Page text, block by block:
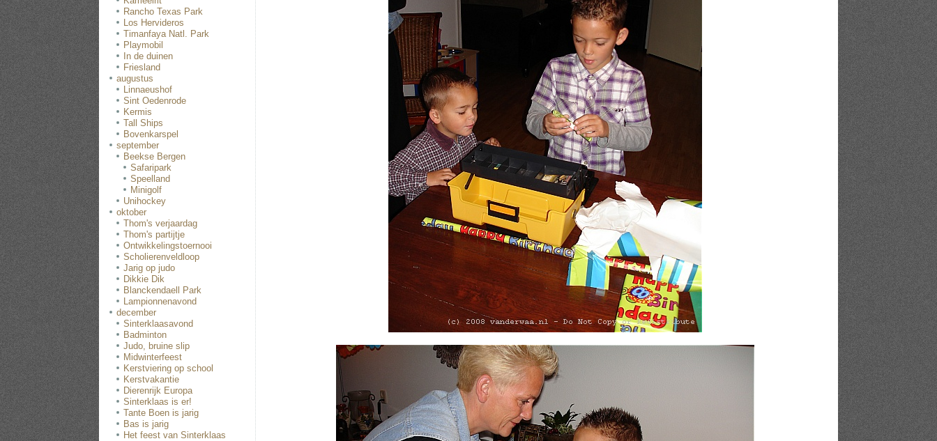
Rancho Texas Park
Los Hervideros
Timanfaya Natl. Park
Playmobil
In de duinen
Friesland
augustus
Linnaeushof
Sint Oedenrode
Kermis
Tall Ships
Bovenkarspel
september
Beekse Bergen
Safaripark
Speelland
Minigolf
Unihockey
oktober
Thom's verjaardag
Thom's partijtje
Ontwikkelingstoernooi
Scholierenveldloop
Jarig op judo
Dikkie Dik
Blanckendaell Park
Lampionnenavond
december
Sinterklaasavond
Badminton
Judo, bruine slip
Midwinterfeest
Kerstviering op school
Kerstvakantie
Dierenrijk Europa
Sinterklaas is er!
Tante Boen is jarig
Bas is jarig
Het feest van Sinterklaas